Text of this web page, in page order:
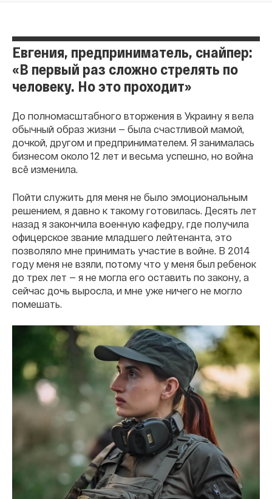
Евгения, предприниматель, снайпер:
«В первый раз сложно стрелять по
человеку. Но это проходит»
До полномасштабного вторжения в Украину я вела
обычный образ жизни — была счастливой мамой,
дочкой, другом и предпринимателем. Я занималась
бизнесом около 12 лет и весьма успешно, но война
всё изменила.
Пойти служить для меня не было эмоциональным
решением, я давно к такому готовилась. Десять лет
назад я закончила военную кафедру, где получила
офицерское звание младшего лейтенанта, это
позволяло мне принимать участие в войне. В 2014
году меня не взяли, потому что у меня был ребенок
до трех лет — я не могла его оставить по закону, а
сейчас дочь выросла, и мне уже ничего не могло
помешать.